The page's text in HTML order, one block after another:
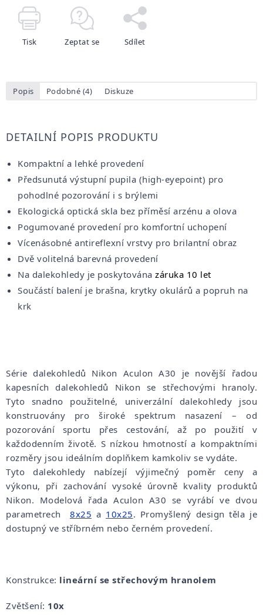
Tisk Zeptat se Sdílet
Popis Podobné (4) Diskuze
DETAILNÍ POPIS PRODUKTU
Kompaktní a lehké provedení
Předsunutá výstupní pupila (high-eyepoint) pro
pohodlné pozorování i s brýlemi
Ekologická optická skla bez příměsí arzénu a olova
Pogumované provedení pro komfortní uchopení
Vícenásobné antireflexní vrstvy pro brilantní obraz
Dvě volitelná barevná provedení
Na dalekohledy je poskytována záruka 10 let
Součástí balení je brašna, krytky okulárů a popruh na
krk
Série dalekohledů Nikon Aculon A30 je novější řadou
kapesních dalekohledů Nikon se střechovými hranoly.
Tyto snadno použitelné, univerzální dalekohledy jsou
konstruovány pro široké spektrum nasazení – od
pozorování sportu přes cestování, až po použití v
každodenním životě. S nízkou hmotností a kompaktními
rozměry jsou ideálním doplňkem kamkoliv se vydáte.
Tyto dalekohledy nabízejí výjimečný poměr ceny a
výkonu, při zachování vysoké úrovně kvality produktů
Nikon. Modelová řada Aculon A30 se vyrábí ve dvou
parametrech 8x25 a 10x25. Promyšlený design těla je
dostupný ve stříbrném nebo černém provedení.
Konstrukce: lineární se střechovým hranolem
Zvětšení: 10x